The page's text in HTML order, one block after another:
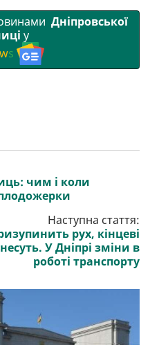
Дніпровської
у
s
чим і коли
Наступна стаття:
рух, кінцеві
У Дніпрі зміни в
роботі транспорту